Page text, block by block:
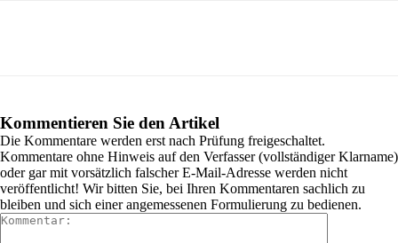
Kommentieren Sie den Artikel
Die Kommentare werden erst nach Prüfung freigeschaltet.
Kommentare ohne Hinweis auf den Verfasser (vollständiger Klarname)
oder gar mit vorsätzlich falscher E-Mail-Adresse werden nicht
veröffentlicht! Wir bitten Sie, bei Ihren Kommentaren sachlich zu
bleiben und sich einer angemessenen Formulierung zu bedienen.